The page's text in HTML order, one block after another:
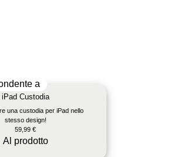
a
iPad Custodia
una custodia per iPad nello
stesso design!
59,99 €
Al prodotto